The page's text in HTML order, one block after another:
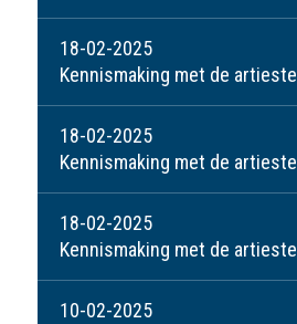
18-02-2025
Kennismaking met de artiesten van het
18-02-2025
Kennismaking met de artiesten van het
18-02-2025
Kennismaking met de artiesten van het
10-02-2025